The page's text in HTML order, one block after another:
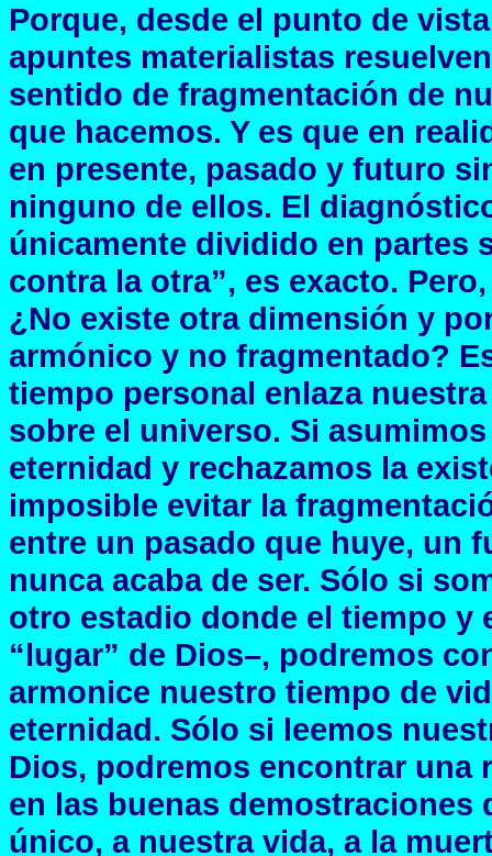
Porque, desde el punto de
apuntes materialistas
sentido de fragmentación de
que hacemos. Y es que en
en presente, pasado y futuro
ninguno de ellos. El
únicamente dividido en partes
contra la otra”, es exacto.
¿No existe otra dimensión y
armónico y no fragmentado?
tiempo personal enlaza
sobre el universo. Si
eternidad y rechazamos la
imposible evitar la
entre un pasado que huye, un
nunca acaba de ser. Sólo si
otro estadio donde el tiempo y
“lugar” de Dios–, podremos
armonice nuestro tiempo de
eternidad. Sólo si leemos
Dios, podremos encontrar una
en las buenas
único, a nuestra vida, a la